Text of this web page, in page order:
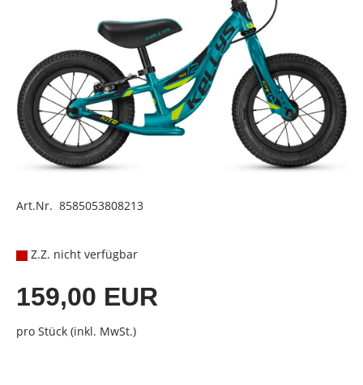
Art.Nr. 8585053808213
Z.Z. nicht verfügbar
159,00 EUR
pro Stück (inkl. MwSt.)